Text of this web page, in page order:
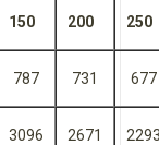
150 200 250
787 731 677
3096 2671